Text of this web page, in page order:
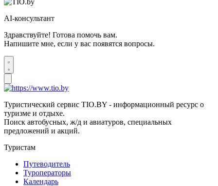
AI-консультант
Здравствуйте! Готова помочь вам.
Напишите мне, если у вас появятся вопросы.
Туристический сервис TIO.BY - информационный ресурс о
туризме и отдыхе.
Поиск автобусных, ж/д и авиатуров, специальных
предложений и акций.
Туристам
Путеводитель
Туроператоры
Календарь